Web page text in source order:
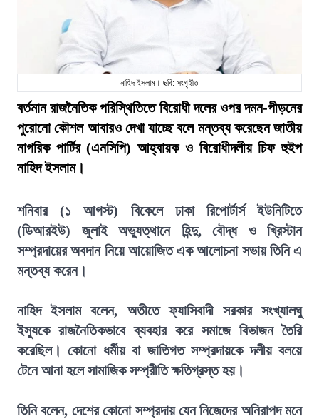
নাহিদ ইসলাম। ছবি: সংগৃহীত
বর্তমান রাজনৈতিক পরিস্থিতিতে বিরোধী দলের ওপর দমন-পীড়নের
পুরোনো কৌশল আবারও দেখা যাচ্ছে বলে মন্তব্য করেছেন জাতীয়
নাগরিক পার্টির (এনসিপি) আহ্বায়ক ও বিরোধীদলীয় চিফ হুইপ
নাহিদ ইসলাম।
শনিবার (১ আগস্ট) বিকেলে ঢাকা রিপোর্টার্স ইউনিটিতে
(ডিআরইউ) জুলাই অভ্যুত্থানে হিন্দু, বৌদ্ধ ও খ্রিস্টান
সম্প্রদায়ের অবদান নিয়ে আয়োজিত এক আলোচনা সভায় তিনি এ
মন্তব্য করেন।
নাহিদ ইসলাম বলেন, অতীতে ফ্যাসিবাদী সরকার সংখ্যালঘু
ইস্যুকে রাজনৈতিকভাবে ব্যবহার করে সমাজে বিভাজন তৈরি
করেছিল। কোনো ধর্মীয় বা জাতিগত সম্প্রদায়কে দলীয় বলয়ে
টেনে আনা হলে সামাজিক সম্প্রীতি ক্ষতিগ্রস্ত হয়।
তিনি বলেন, দেশের কোনো সম্প্রদায় যেন নিজেদের অনিরাপদ মনে